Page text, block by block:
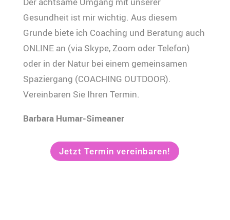
Gesundheit ist mir wichtig. Aus diesem
Grunde biete ich Coaching und Beratung auch
ONLINE an (via Skype, Zoom oder Telefon)
oder in der Natur bei einem gemeinsamen
Spaziergang (COACHING OUTDOOR).
Vereinbaren Sie Ihren Termin.
Barbara Humar-Simeaner
Jetzt Termin vereinbaren!